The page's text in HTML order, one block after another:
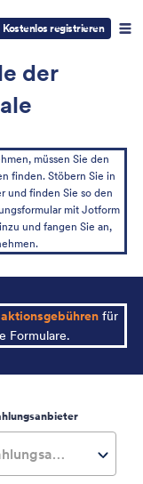
Kostenlos registrieren
der
müssen Sie den
finden. Stöbern Sie in
und finden Sie so den
mit Jotform
und fangen Sie an,
für
Formulare.
Zahlungsanbieter auswählen